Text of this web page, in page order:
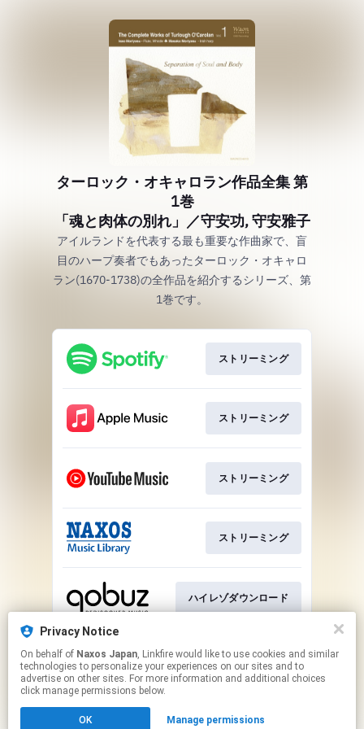
ターロック・オキャロラン作品全集 第
1巻
「魂と肉体の別れ」／守安功, 守安雅子
アイルランドを代表する最も重要な作曲家で、盲
目のハープ奏者でもあったターロック・オキャロ
ラン(1670-1738)の全作品を紹介するシリーズ、第
1巻です。
ストリーミング
ストリーミング
ストリーミング
ストリーミング
ハイレゾダウンロード
ハイレゾダウンロード
Privacy Notice
On behalf of Naxos Japan, Linkfire would like to use cookies and similar
technologies to personalize your experiences on our sites and to
advertise on other sites. For more information and additional choices
click manage permissions below.
OK Manage permissions